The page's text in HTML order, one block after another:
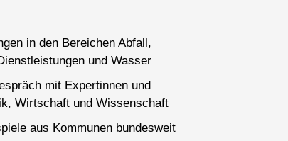
in den Bereichen Abfall,
und Wasser
mit Expertinnen und
Wirtschaft und Wissenschaft
aus Kommunen bundesweit